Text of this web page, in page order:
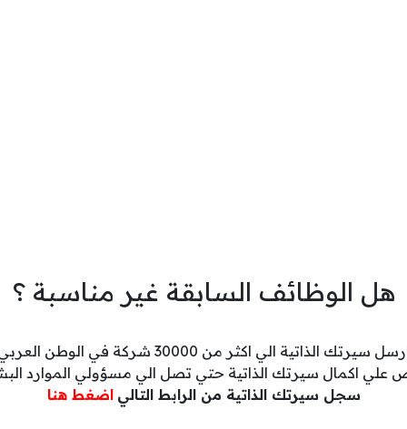
هل الوظائف السابقة غير مناسبة ؟
سيرتك الذاتية الي اكثر من 30000 شركة في الوطن العربي
علي اكمال سيرتك الذاتية حتي تصل الي مسؤولي الموارد
سجل سيرتك الذاتية من الرابط التالي اضغط هنا